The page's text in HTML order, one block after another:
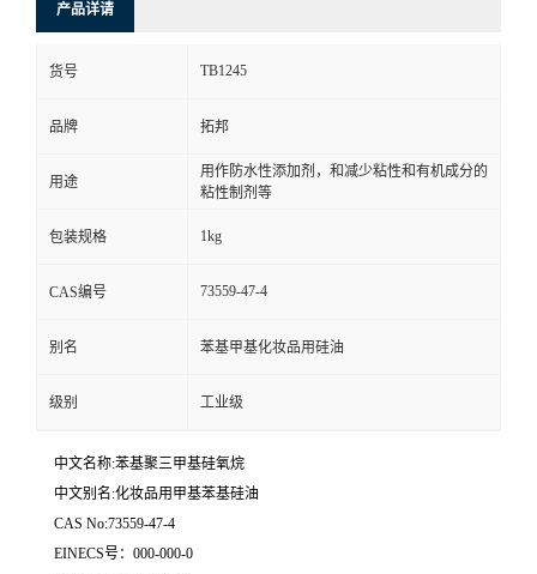
产品详请
货号 TB1245
品牌 拓邦
用途
用作防水性添加剂，和减少粘性和有机成分的
粘性制剂等
包装规格 1kg
CAS编号 73559-47-4
别名 苯基甲基化妆品用硅油
级别 工业级
中文名称:苯基聚三甲基硅氧烷
中文别名:化妆品用甲基苯基硅油
CAS No:73559-47-4
EINECS号：000-000-0